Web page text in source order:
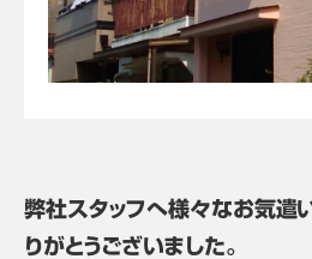
弊社スタッフへ様々なお気遣
りがとうございました。